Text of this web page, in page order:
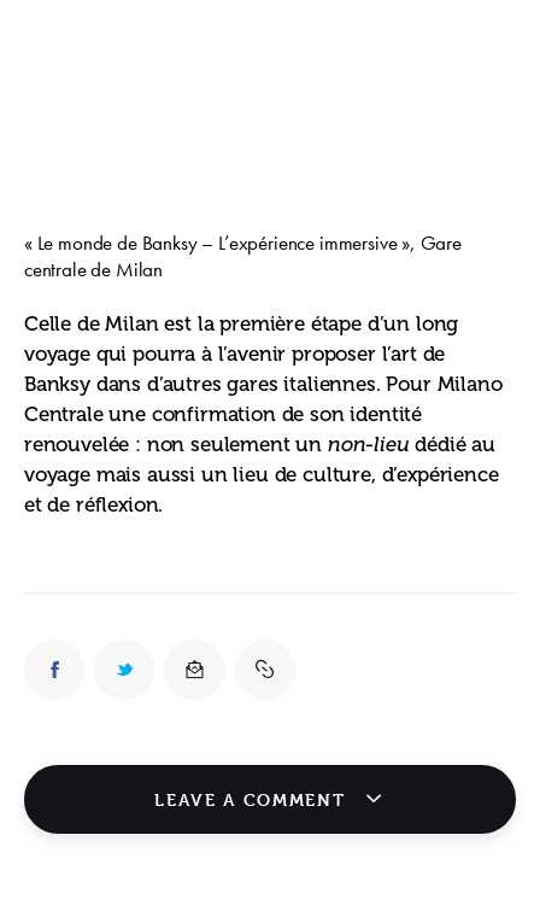
« Le monde de Banksy – L’expérience immersive », Gare
centrale de Milan
Celle de Milan est la première étape d’un long
voyage qui pourra à l’avenir proposer l’art de
Banksy dans d’autres gares italiennes. Pour Milano
Centrale une confirmation de son identité
renouvelée : non seulement un non-lieu dédié au
voyage mais aussi un lieu de culture, d’expérience
et de réflexion.
LEAVE A COMMENT